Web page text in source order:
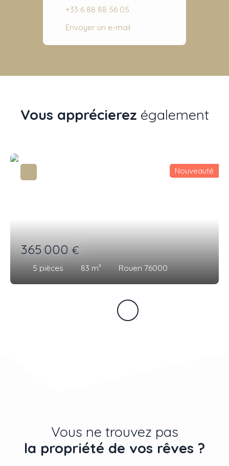
+33 6 88 88 56 05
Envoyer un e-mail
Vous apprécierez également
365 000€
5 pièces 83 m² Rouen 76000
Nouveauté
Vous ne trouvez pas
la propriété de vos rêves ?